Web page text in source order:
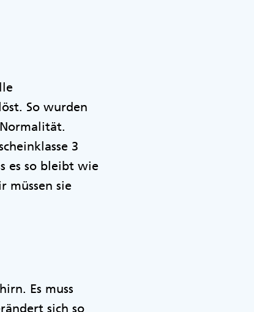
So wurden
3
es so bleibt wie
müssen sie
Es muss
sich so